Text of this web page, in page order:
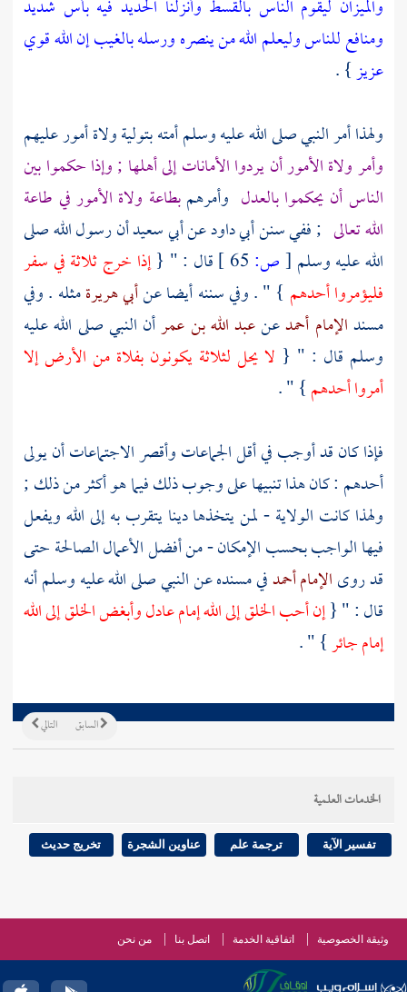
والميزان ليقوم الناس بالقسط وأنزلنا الحديد فيه بأس شديد
ومنافع للناس وليعلم الله من ينصره ورسله بالغيب إن الله قوي
عزيز} .
ولهذا أمر النبي صلى الله عليه وسلم أمته بتولية ولاة أمور عليهم
وأمر ولاة الأمور أن يردوا الأمانات إلى أهلها ; وإذا حكموا بين
الناس أن يحكموا بالعدل وأمرهمبطاعة ولاة الأمور في طاعة
الله تعالى ; ففي سننأبي داودعنأبي سعيدأن رسول الله صلى
الله عليه وسلم [ص: قال : " {إذا خرج ثلاثة في سفر
فليؤمروا أحدهم } " . وفي سننه أيضا عنأبي هريرةمثله . وفي
مسندالإمام أحمدعنعبد الله بن عمرأن النبي صلى الله عليه
وسلم قال : " { لا يحل لثلاثة يكونون بفلاة من الأرض إلا
أمروا أحدهم} " .
فإذا كان قد أوجب في أقل الجماعات وأقصر الاجتماعات أن يولى
أحدهم : كان هذا تنبيها على وجوب ذلك فيما هو أكثر من ذلك ;
ولهذا كانت الولاية - لمن يتخذها دينا يتقرب به إلى الله ويفعل
فيها الواجب بحسب الإمكان - من أفضل الأعمال الصالحة حتى
قد روىالإمام أحمدفي مسنده عن النبي صلى الله عليه وسلم أنه
قال : " {إن أحب الخلق إلى الله إمام عادل وأبغض الخلق إلى الله
إمام جائر} " .
التالي السابق
الخدمات العلمية
تفسير الآية ترجمة علم عناوين الشجرة تخريج حديث
وثيقة الخصوصية اتفاقية الخدمة اتصل بنا من نحن